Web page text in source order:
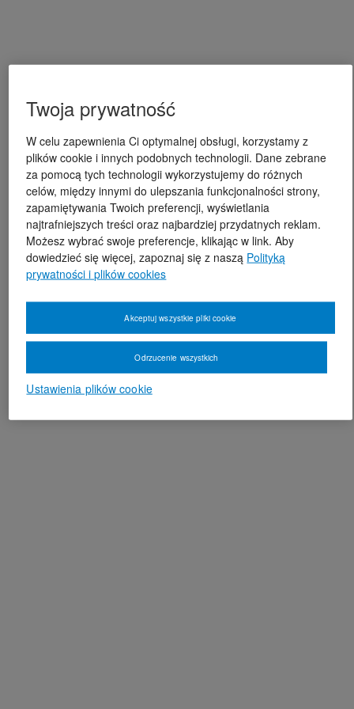
Twoja prywatność
W celu zapewnienia Ci optymalnej obsługi, korzystamy z
plików cookie i innych podobnych technologii. Dane zebrane
za pomocą tych technologii wykorzystujemy do różnych
celów, między innymi do ulepszania funkcjonalności strony,
zapamiętywania Twoich preferencji, wyświetlania
najtrafniejszych treści oraz najbardziej przydatnych reklam.
Możesz wybrać swoje preferencje, klikając w link. Aby
dowiedzieć się więcej, zapoznaj się z naszą Polityką
prywatności i plików cookies
Ustawienia plików cookie
Odrzucenie wszystkich
Akceptuj wszystkie pliki cookie